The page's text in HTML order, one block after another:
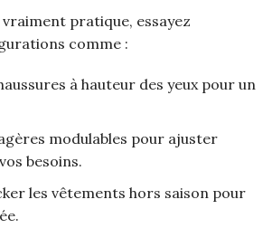
pratique, essayez
comme :
à hauteur des yeux pour un
modulables pour ajuster
besoins.
les vêtements hors saison pour